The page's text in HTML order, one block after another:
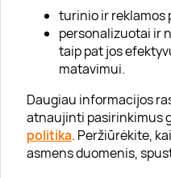
turinio ir reklamos
personalizuotai ir
taip pat jos
matavimui.
Daugiau informacijos
atnaujinti pasirinkimus
politika. Peržiūrėkite,
asmens duomenis,
Visi partneriai
Kontaktai
Tinklaraštis
Informacija